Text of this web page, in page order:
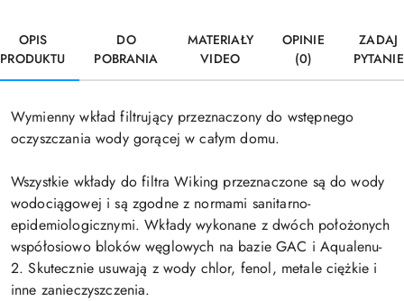
OPIS
PRODUKTU
DO
POBRANIA
MATERIAŁY
VIDEO
OPINIE
(0)
ZADAJ
PYTANIE
Wymienny wkład filtrujący przeznaczony do wstępnego
oczyszczania wody gorącej w całym domu.
Wszystkie wkłady do filtra Wiking przeznaczone są do wody
wodociągowej i są zgodne z normami sanitarno-
epidemiologicznymi. Wkłady wykonane z dwóch położonych
współosiowo bloków węglowych na bazie GAC i Aqualenu-
2. Skutecznie usuwają z wody chlor, fenol, metale ciężkie i
inne zanieczyszczenia.